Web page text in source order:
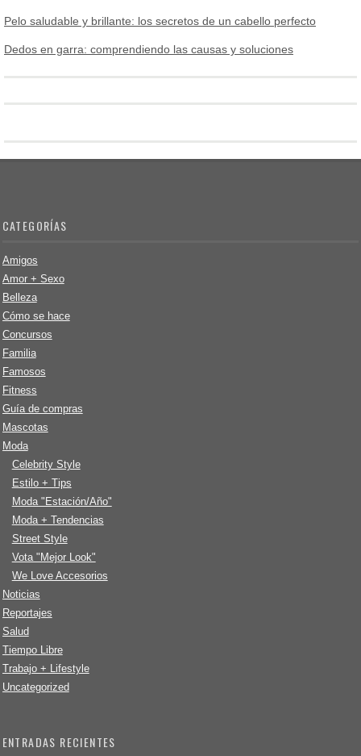
Pelo saludable y brillante: los secretos de un cabello perfecto
Dedos en garra: comprendiendo las causas y soluciones
CATEGORÍAS
Amigos
Amor + Sexo
Belleza
Cómo se hace
Concursos
Familia
Famosos
Fitness
Guía de compras
Mascotas
Moda
Celebrity Style
Estilo + Tips
Moda "Estación/Año"
Moda + Tendencias
Street Style
Vota "Mejor Look"
We Love Accesorios
Noticias
Reportajes
Salud
Tiempo Libre
Trabajo + Lifestyle
Uncategorized
ENTRADAS RECIENTES